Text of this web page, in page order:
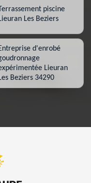
Terrassement piscine
Les Beziers
d'enrobé
Lieuran
Beziers 34290